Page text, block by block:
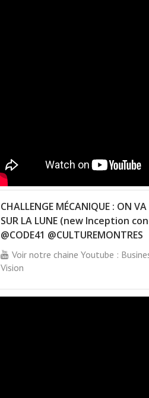
CHALLENGE MÉCANIQUE : ON
SUR LA LUNE (new Inception
@CODE41 @CULTUREMONTRES
Voir notre chaine Youtube :
Vision